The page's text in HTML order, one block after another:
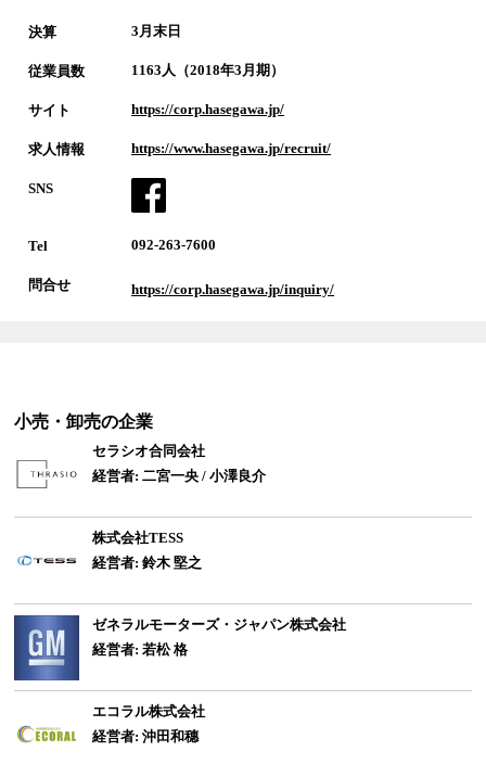
決算 3月末日
従業員数 1163人（2018年3月期）
サイト https://corp.hasegawa.jp/
求人情報 https://www.hasegawa.jp/recruit/
SNS
Tel 092-263-7600
問合せ https://corp.hasegawa.jp/inquiry/
小売・卸売の企業
セラシオ合同会社
経営者: 二宮一央 / 小澤良介
株式会社TESS
経営者: 鈴木 堅之
ゼネラルモーターズ・ジャパン株式会社
経営者: 若松 格
エコラル株式会社
経営者: 沖田和穗